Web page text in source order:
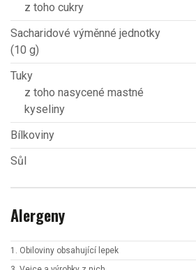
z toho cukry
Sacharidové výměnné jednotky
(10 g)
Tuky
z toho nasycené mastné
kyseliny
Bílkoviny
Sůl
Alergeny
1. Obiloviny obsahující lepek